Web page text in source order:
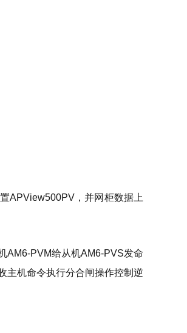
APView500PV，并网柜数据上
AM6-PVM给从机AM6-PVS发命
主机命令执行分合闸操作控制逆